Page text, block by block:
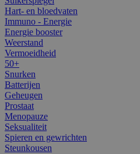
Hart- en bloedvaten
Immuno - Energie
Energie booster
Weerstand
Vermoeidheid
50+
Snurken
Batterijen
Geheugen
Prostaat
Menopauze
Seksualiteit
Spieren en gewrichten
Steunkousen